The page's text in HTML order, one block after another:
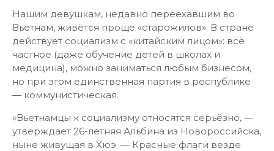
Нашим девушкам, недавно переехавшим во
Вьетнам, живётся проще «старожилов». В стране
действует социализм с «китайским лицом»: всё
частное (даже обучение детей в школах и
медицина), можно заниматься любым бизнесом,
но при этом единственная партия в республике
— коммунистическая.
«Вьетнамцы к социализму относятся серьёзно, —
утверждает 26-летняя Альбина из Новороссийска,
ныне живущая в Хюэ. — Красные флаги везде